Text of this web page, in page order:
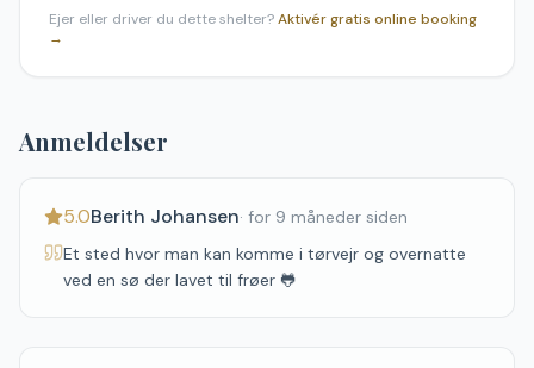
Ejer eller driver du dette shelter?Aktivér gratis online booking
→
Anmeldelser
5.0Berith Johansen· for 9 måneder siden
Et sted hvor man kan komme i tørvejr og overnatte
ved en sø der lavet til frøer 🐸